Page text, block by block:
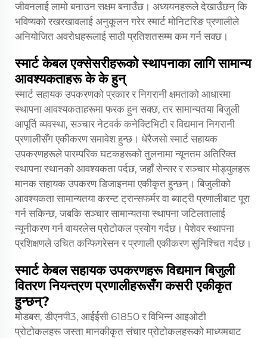
जीवनलाई लामो बनाउन सक्षम बनाउँछ। अध्ययनहरूले देखाउँछन् कि
भविष्यको रखरखावलाई अनुकूलन गरेर स्मार्ट मोनिटरिङ प्रणालीले
अनियोजित अवरोधहरूलाई साठी प्रतिशतसम्म कम गर्न सक्छ।
स्मार्ट केबल एक्सेसरीहरूको स्थापनाका लागि सामान्य
आवश्यकताहरू के के हुन्
स्मार्ट सहायक उपकरणको प्रकार र निगरानी क्षमताको आधारमा
स्थापना आवश्यकताहरूमा फरक हुन सक्छ, तर सामान्यतया बिजुली
आपूर्ति व्यवस्था, सञ्चार नेटवर्क कनेक्टिभिटी र विद्यमान निगरानी
प्रणालीसँग एकीकरण समावेश हुन्छ। धेरैजसो स्मार्ट सहायक
उपकरणहरूले पारम्परिक घटकहरूको तुलनामा न्यूनतम अतिरिक्त
स्थापना स्थानको आवश्यकता पर्दछ, जहाँ सेन्सर र सञ्चार मोड्युलहरू
मानक सहायक उपकरण डिजाइनमा एकीकृत हुन्छन्। बिजुलीको
आवश्यकता सामान्यतया करन्ट ट्रान्सफर्मर वा ब्याट्री प्रणालीबाट पूरा
गर्न सकिन्छ, जबकि सञ्चार सामान्यतया स्थापना जटिलतालाई
न्यूनीकरण गर्न वायरलेस प्रोटोकल प्रयोग गर्दछ। पेशेवर स्थापना
प्रशिक्षणले उचित कन्फिगरेसन र प्रणाली एकीकरण सुनिश्चित गर्दछ।
स्मार्ट केबल सहायक उपकरणहरू विद्यमान बिजुली
वितरण नियन्त्रण प्रणालीहरूसँग कसरी एकीकृत
हुन्छन्?
मोडबस, डीएनपी3, आईईसी 61850 र विभिन्न आइओटी
प्रोटोकलहरू जस्ता मानकीकृत संचार प्रोटोकलहरूको माध्यमबाट